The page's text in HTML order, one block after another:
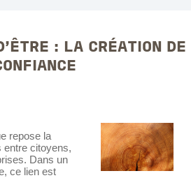
: LA CRÉATION DE
repose la
entre citoyens,
Dans un
ce lien est